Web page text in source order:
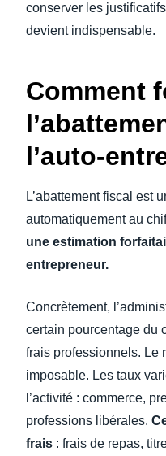
conserver les
devient indispensable.
Comment
l’auto-
L’abattement fiscal est
automatiquement au
une estimation
entrepreneur.
Concrètement,
certain pourcentage du
frais professionnels. Le
imposable. Les taux
l’activité : commerce,
professions libérales.
frais : frais de repas,